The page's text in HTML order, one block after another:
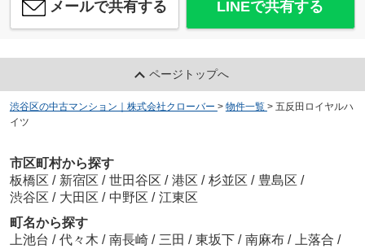
メールで共有する LINEで共有する
ページトップへ
渋谷区の中古マンション｜株式会社クローバー > 物件一覧 > 五反田ロイヤルハ
イツ
市区町村から探す
板橋区 / 新宿区 / 世田谷区 / 港区 / 杉並区 / 豊島区 /
渋谷区 / 大田区 / 中野区 / 江東区
町名から探す
上池台 / 代々木 / 南長崎 / 三田 / 東坂下 / 南麻布 / 上落合 /